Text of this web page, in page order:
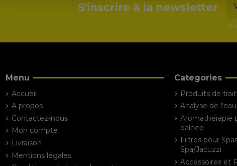
S'inscrire à la newsletter
Menu
Accueil
A propos
Contactez-nous
Mon compte
Livraison
Mentions légales
Categories
Produits de
Analyse de
Aromathérapie
balneo
Filtres pour
Spa/Jacuzzi
Accessoires et